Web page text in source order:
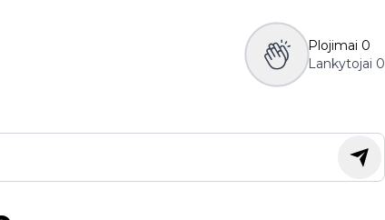
Plojimai 0
Lankytojai 0